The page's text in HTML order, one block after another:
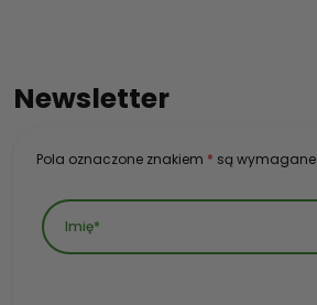
Newsletter
Pola oznaczone znakiem * są wymagane